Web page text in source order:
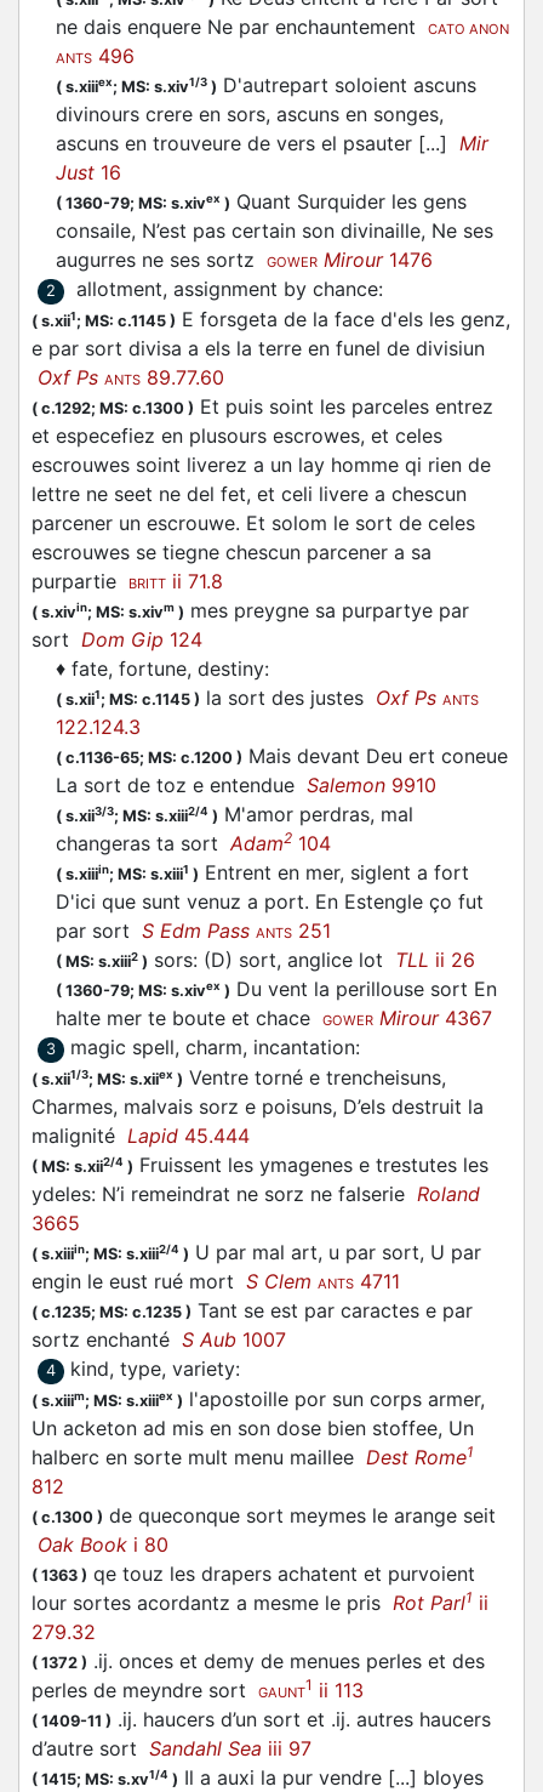
ne dais enquere Ne par enchauntement
CATO ANON
ANTS 496
( s.xiiiex; MS: s.xiv1/3 ) D'autrepart soloient ascuns
divinours crere en sors, ascuns en songes,
ascuns en trouveure de vers el psauter [...] Mir
Just 16
( 1360-79; MS: s.xivex ) Quant Surquider les gens
consaile, N’est pas certain son divinaille, Ne ses
augurres ne ses sortz
GOWER Mirour1476
2 allotment, assignment by chance:
( s.xii1; MS: c.1145 ) E forsgeta de la face d'els les genz,
e par sort divisa a els la terre en funel de divisiun
Oxf Ps ANTS 89.77.60
( c.1292; MS: c.1300 ) Et puis soint les parceles entrez
et especefiez en plusours escrowes, et celes
escrouwes soint liverez a un lay homme qi rien de
lettre ne seet ne del fet, et celi livere a chescun
parcener un escrouwe. Et solom le sort de celes
escrouwes se tiegne chescun parcener a sa
purpartie
BRITT ii 71.8
( s.xivin; MS: s.xivm ) mes preygne sa purpartye par
sort Dom Gip 124
♦ fate, fortune, destiny:
( s.xii1; MS: c.1145 ) la sort des justes Oxf Ps ANTS
122.124.3
( c.1136-65; MS: c.1200 ) Mais devant Deu ert coneue
La sort de toz e entendue Salemon 9910
( s.xii3/3; MS: s.xiii2/4 ) M'amor perdras, mal
changeras ta sortAdam2 104
( s.xiiiin; MS: s.xiii1 ) Entrent en mer, siglent a fort
D'ici que sunt venuz a port. En Estengle ço fut
par sort S Edm Pass ANTS 251
( MS: s.xiii2 ) sors: (D) sort, anglice lot TLL ii 26
( 1360-79; MS: s.xivex ) Du vent la perillouse sort En
halte mer te boute et chace
GOWER Mirour4367
3 magic spell, charm, incantation:
( s.xii1/3; MS: s.xiiex ) Ventre torné e trencheisuns,
Charmes, malvais sorz e poisuns, D’els destruit la
malignité Lapid 45.444
( MS: s.xii2/4 ) Fruissent les ymagenes e trestutes les
ydeles: N’i remeindrat ne sorz ne falserie Roland
3665
( s.xiiiin; MS: s.xiii2/4 ) U par mal art, u par sort, U par
engin le eust rué mort S Clem ANTS 4711
( c.1235; MS: c.1235 ) Tant se est par caractes e par
sortz enchanté S Aub 1007
4 kind, type, variety:
( s.xiiim; MS: s.xiiiex ) l'apostoille por sun corps armer,
Un acketon ad mis en son dose bien stoffee, Un
halberc en sorte mult menu maillee Dest Rome1
812
( c.1300 ) de queconque sort meymes le arange seit
Oak Book i 80
( 1363 ) qe touz les drapers achatent et purvoient
lour sortes acordantz a mesme le pris Rot Parl1 ii
279.32
( 1372 ) .ij. onces et demy de menues perles et des
perles de meyndre sort
GAUNT1 ii 113
( 1409-11 ) .ij. haucers d’un sort et .ij. autres haucers
d’autre sort Sandahl Sea iii 97
( 1415; MS: s.xv1/4 ) Il a auxi la pur vendre [...] bloyes